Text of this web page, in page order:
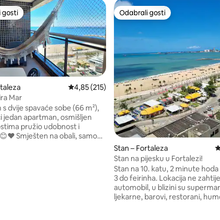
recenzija: 74
gosti
gosti
Prosječna ocjena: 4,85/5, recenzija: 215
4,85 (215)
Mar
dvije spavaće sobe (66 m²),
jedan apartman, osmišljen
pružio udobnost i
samo
Odabrali gosti
Odabrali gosti
Stan – Fortaleza
Stan na pijesku u Fortalezi!
Stan na 10. katu, 2 minute
3 do feirinha. Lokacija ne
automobil, u blizini su
ljekarne, barovi, restorani,